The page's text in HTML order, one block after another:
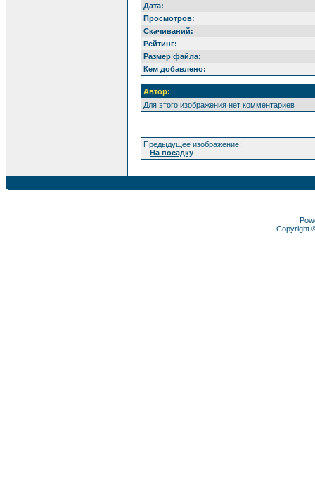
Дата:
Просмотров:
Скачиваний:
Рейтинг:
Размер файла:
Кем добавлено:
Автор:
Для этого изображения нет комментариев
Предыдущее изображение:
На посадку
Copyright